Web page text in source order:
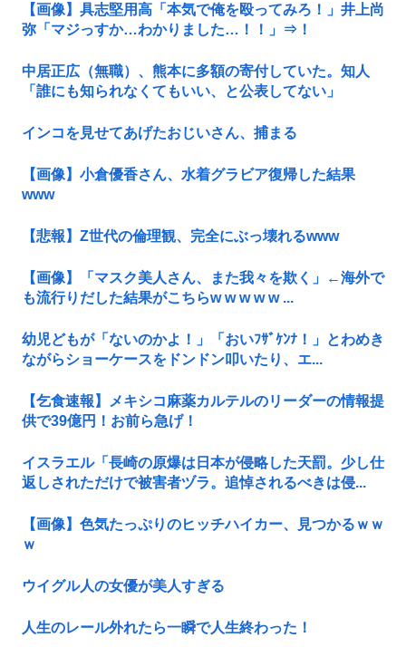
【画像】具志堅用高「本気で俺を殴ってみろ！」井上尚
弥「マジっすか…わかりました…！！」⇒！
中居正広（無職）、熊本に多額の寄付していた。知人
「誰にも知られなくてもいい、と公表してない」
インコを見せてあげたおじいさん、捕まる
【画像】小倉優香さん、水着グラビア復帰した結果
www
【悲報】Z世代の倫理観、完全にぶっ壊れるwww
【画像】「マスク美人さん、また我々を欺く」←海外で
も流行りだした結果がこちらw w w w w ...
幼児どもが「ないのかよ！」「おいﾌｻﾞｹﾝﾅ！」とわめき
ながらショーケースをドンドン叩いたり、エ...
【乞食速報】メキシコ麻薬カルテルのリーダーの情報提
供で39億円！お前ら急げ！
イスラエル「長崎の原爆は日本が侵略した天罰。少し仕
返しされただけで被害者ヅラ。追悼されるべきは侵...
【画像】色気たっぷりのヒッチハイカー、見つかるｗｗ
ｗ
ウイグル人の女優が美人すぎる
人生のレール外れたら一瞬で人生終わった！